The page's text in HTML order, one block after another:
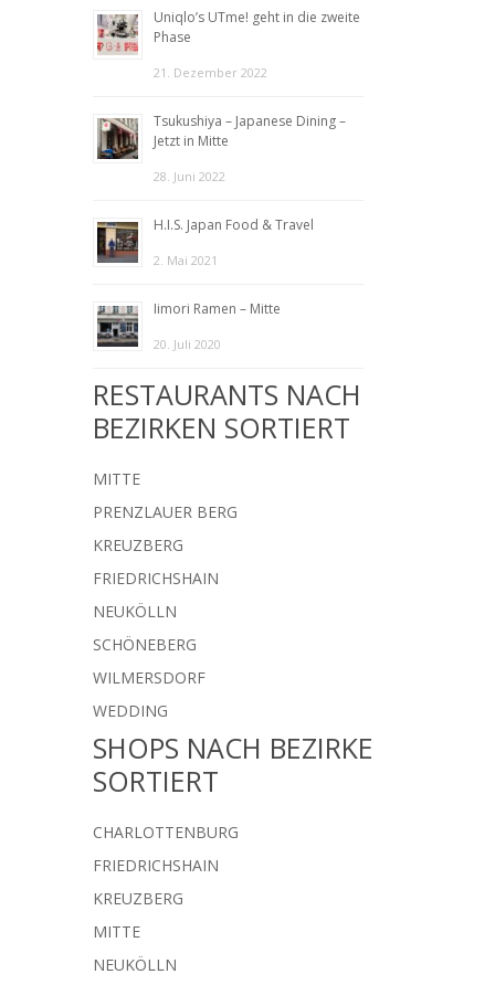
Uniqlo’s UTme! geht in die zweite
Phase
21. Dezember 2022
Tsukushiya – Japanese Dining –
Jetzt in Mitte
28. Juni 2022
H.I.S. Japan Food & Travel
2. Mai 2021
Iimori Ramen – Mitte
20. Juli 2020
RESTAURANTS NACH
BEZIRKEN SORTIERT
MITTE
PRENZLAUER BERG
KREUZBERG
FRIEDRICHSHAIN
NEUKÖLLN
SCHÖNEBERG
WILMERSDORF
WEDDING
SHOPS NACH BEZIRKE
SORTIERT
CHARLOTTENBURG
FRIEDRICHSHAIN
KREUZBERG
MITTE
NEUKÖLLN